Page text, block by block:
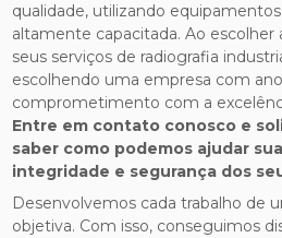
qualidade, utilizando
altamente capacitada. Ao escolher
seus serviços de radiografia
escolhendo uma empresa com
comprometimento com a
Entre em contato conosco e
saber como podemos ajudar
integridade e segurança dos
Desenvolvemos cada trabalho de
objetiva. Com isso, conseguimos